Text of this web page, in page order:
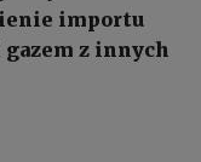
importu
z innych